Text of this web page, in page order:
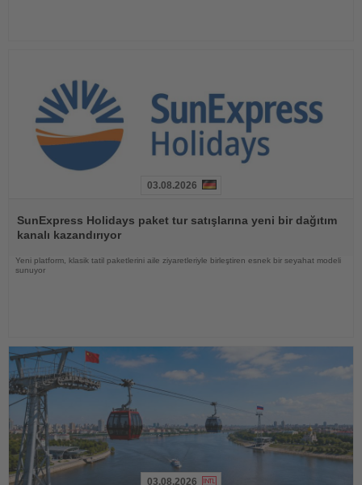
Oku
03.08.2026
SunExpress Holidays paket tur satışlarına yeni bir dağıtım
kanalı kazandırıyor
Yeni platform, klasik tatil paketlerini aile ziyaretleriyle birleştiren esnek bir seyahat modeli
sunuyor
03.08.2026